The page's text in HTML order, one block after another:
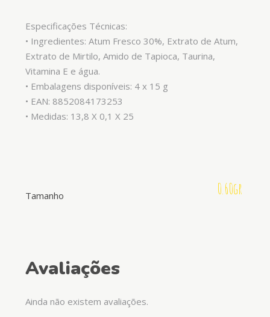
Especificações Técnicas:
• Ingredientes: Atum Fresco 30%, Extrato de Atum,
Extrato de Mirtilo, Amido de Tapioca, Taurina,
Vitamina E e água.
• Embalagens disponíveis: 4 x 15 g
• EAN: 8852084173253
• Medidas: 13,8 X 0,1 X 25
Tamanho 0.60gr
Avaliações
Ainda não existem avaliações.